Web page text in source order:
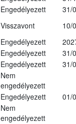
Engedélyezett
31/
Visszavont
10/
Engedélyezett
Engedélyezett
31/
Engedélyezett
31/
Nem
engedélyezett
Engedélyezett
01/
Nem
engedélyezett